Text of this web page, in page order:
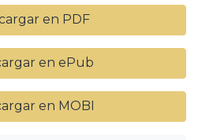
en PDF
en ePub
en MOBI